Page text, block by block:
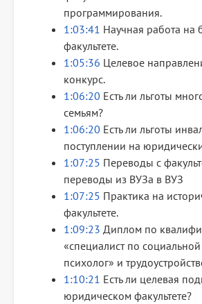
программирования.
1:03:41 Научная работа на
факультете.
1:05:36 Целевое
конкурс.
1:06:20 Есть ли льготы
семьям?
1:06:20 Есть ли льготы
поступлении на
1:07:25 Переводы с
переводы из ВУЗа в ВУЗ
1:07:25 Практика на
факультете.
1:09:23 Диплом по
«специалист по
психолог» и
1:10:21 Есть ли целевая
юридическом факультете?